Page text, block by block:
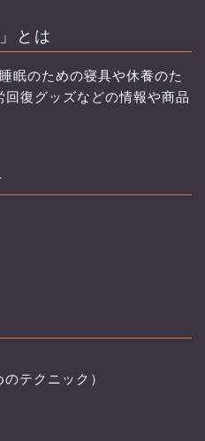
とは
眠のための寝具や休養のた
復グッズなどの情報や商品
テクニック）